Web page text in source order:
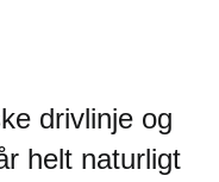
drivlinje og
helt naturligt